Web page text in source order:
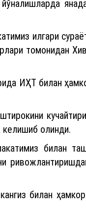
илгари
томонидан
ИҲТ билан
олинди.
билан
билан